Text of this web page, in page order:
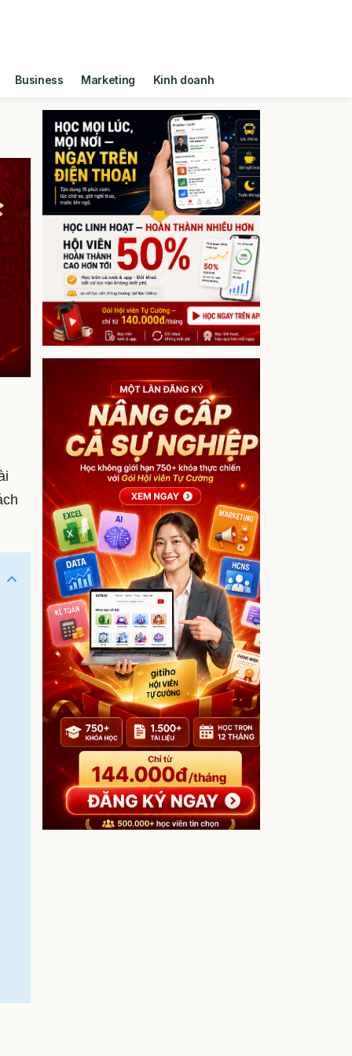
Business Marketing Kinh doanh